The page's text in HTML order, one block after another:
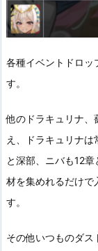
各種イベントドロッ
す。
他のドラキュリナ、
え、ドラキュリナ
と深部、ニバも12
材を集めれるだけで
す。
その他いつものダ